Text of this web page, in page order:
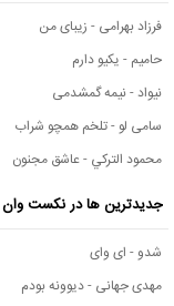
فرزاد بهرامی - زیبای من
حامیم - یکیو دارم
نیواد - نیمه گمشدمی
سامی لو - تلخم همچو شراب
محمود التركي - عاشق مجنون
جدیدترین ها در نکست وان
شدو - ای وای
مهدی جهانی - دیوونه بودم